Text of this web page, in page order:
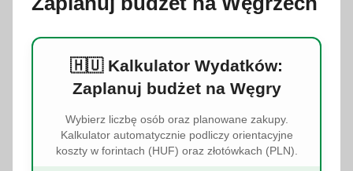
🇭🇺 Kalkulator Wydatków:
Zaplanuj budżet na Węgry
Wybierz liczbę osób oraz planowane zakupy.
Kalkulator automatycznie podliczy orientacyjne
koszty w forintach (HUF) oraz złotówkach (PLN).